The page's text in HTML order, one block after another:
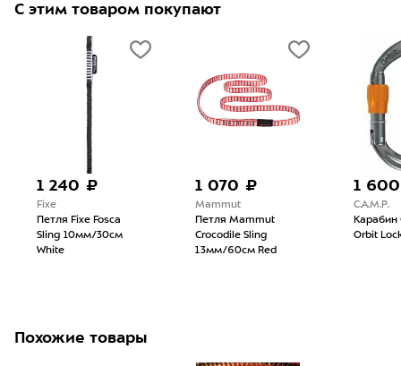
С этим товаром покупают
1 240 ₽
Fixe
Петля Fixe Fosca
Sling 10мм/30см
White
1 070 ₽
Mammut
Петля Mammut
Crocodile Sling
13мм/60см Red
1
C.A.M.P.
Карабин
Orbit
Похожие товары